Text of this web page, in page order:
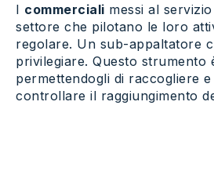
I commerciali messi al
settore che pilotano le loro
regolare. Un sub-appaltatore
privilegiare. Questo strumento
permettendogli di raccogliere
controllare il raggiungimento